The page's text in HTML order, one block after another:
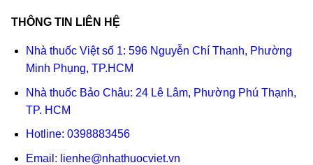
THÔNG TIN LIÊN HỆ
Nhà thuốc Việt số 1: 596 Nguyễn Chí Thanh, Phường
Minh Phụng, TP.HCM
Nhà thuốc Bảo Châu: 24 Lê Lâm, Phường Phú Thạnh,
TP. HCM
Hotline: 0398883456
Email: lienhe@nhathuocviet.vn